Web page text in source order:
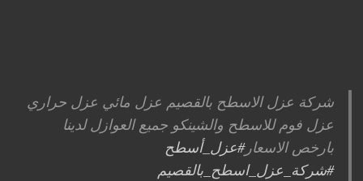
شركة عزل الاسطح بالقصيم عزل مائي عزل حراري
عزل فوم للاسطح والشينكو جميع العوازل لدينا
بارخص الاسعار#عزل_أسطح
#شركة_عزل_اسطح_بالقصيم